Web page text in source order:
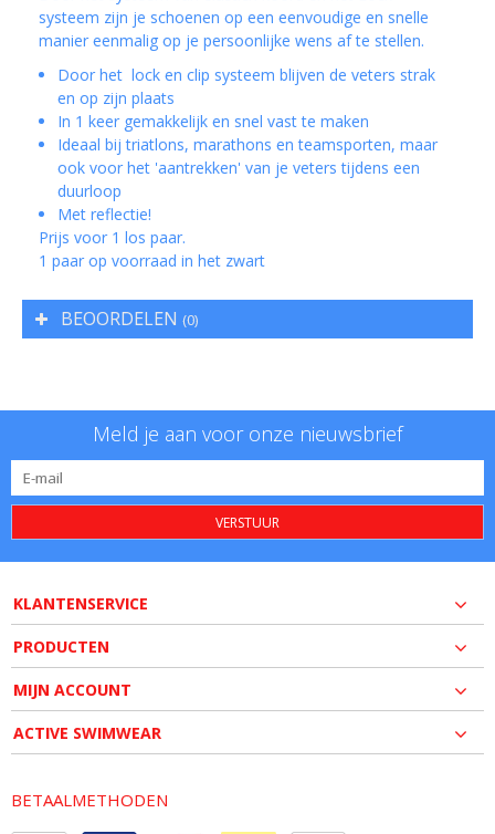
systeem zijn je schoenen op een eenvoudige en snelle
manier eenmalig op je persoonlijke wens af te stellen.
Door het lock en clip systeem blijven de veters strak
en op zijn plaats
In 1 keer gemakkelijk en snel vast te maken
Ideaal bij triatlons, marathons en teamsporten, maar
ook voor het 'aantrekken' van je veters tijdens een
duurloop
Met reflectie!
Prijs voor 1 los paar.
1 paar op voorraad in het zwart
BEOORDELEN (0)
Meld je aan voor onze nieuwsbrief
VERSTUUR
KLANTENSERVICE
PRODUCTEN
MIJN ACCOUNT
ACTIVE SWIMWEAR
BETAALMETHODEN